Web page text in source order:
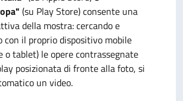
(su Play Store) consente una
della mostra:cercando e
con il proprio dispositivo mobile
o tablet) le opere contrassegnate
posizionata di fronte alla foto, si
un video.